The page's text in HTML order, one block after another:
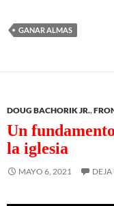
GANAR ALMAS
DOUG BACHORIK JR.,
Un
la iglesia
MAYO 6, 2021